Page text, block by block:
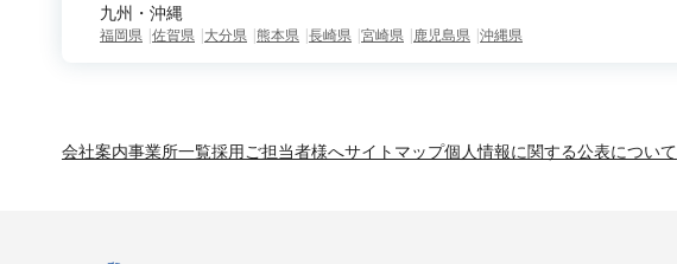
九州・沖縄
福岡県 佐賀県 大分県 熊本県 長崎県 宮崎県 鹿児島県 沖縄県
会社案内事業所一覧採用ご担当者様へサイトマップ個人情報に関する公表について